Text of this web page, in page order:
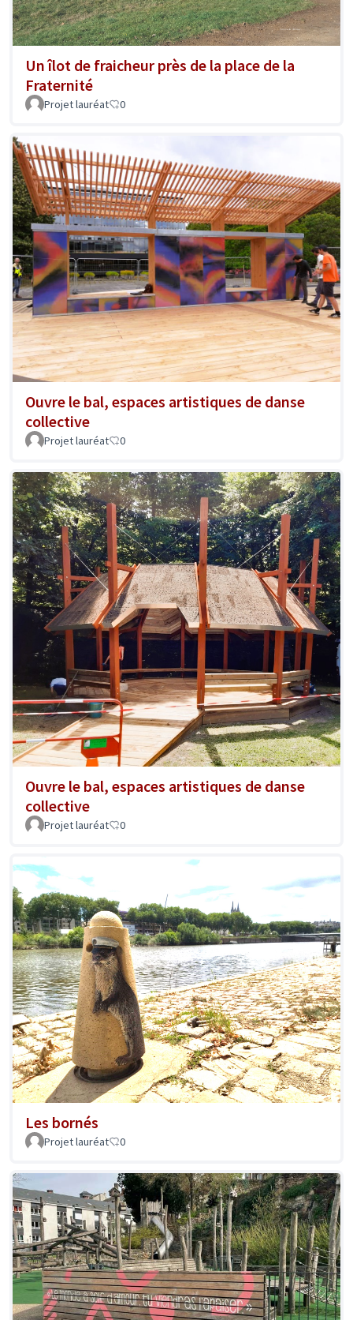
Un îlot de fraicheur près de la place de la
Fraternité
Projet lauréat 0
Ouvre le bal, espaces artistiques de danse
collective
Projet lauréat 0
Ouvre le bal, espaces artistiques de danse
collective
Projet lauréat 0
Les bornés
Projet lauréat 0